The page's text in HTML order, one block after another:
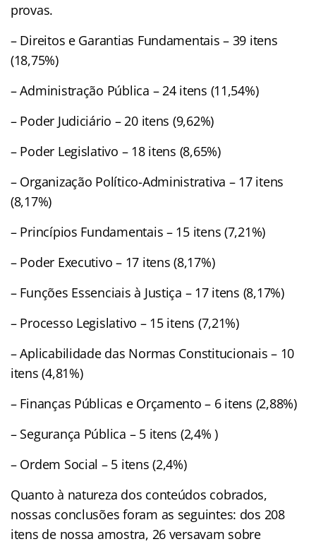
provas.
– Direitos e Garantias Fundamentais – 39 itens
(18,75%)
– Administração Pública – 24 itens (11,54%)
– Poder Judiciário – 20 itens (9,62%)
– Poder Legislativo – 18 itens (8,65%)
– Organização Político-Administrativa – 17 itens
(8,17%)
– Princípios Fundamentais – 15 itens (7,21%)
– Poder Executivo – 17 itens (8,17%)
– Funções Essenciais à Justiça – 17 itens (8,17%)
– Processo Legislativo – 15 itens (7,21%)
– Aplicabilidade das Normas Constitucionais – 10
itens (4,81%)
– Finanças Públicas e Orçamento – 6 itens (2,88%)
– Segurança Pública – 5 itens (2,4% )
– Ordem Social – 5 itens (2,4%)
Quanto à natureza dos conteúdos cobrados,
nossas conclusões foram as seguintes: dos 208
itens de nossa amostra, 26 versavam sobre